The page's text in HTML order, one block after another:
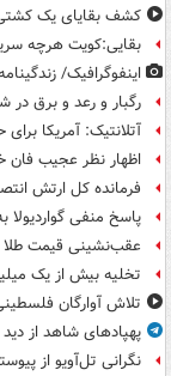
کشف بقایای یک کشتی
بقایی:کویت هرچه
اینفوگرافیک/
رگبار و رعد و برق
آتلانتیک: آمریکا
اظهار نظر عجیب فان
فرمانده کل ارتش
پاسخ منفی گواردیولا
عقب‌نشینی قیمت طلا
تخلیه بیش از یک
تلاش آوارگان
پهپادهای شاهد از
نگرانی تل‌آویو از